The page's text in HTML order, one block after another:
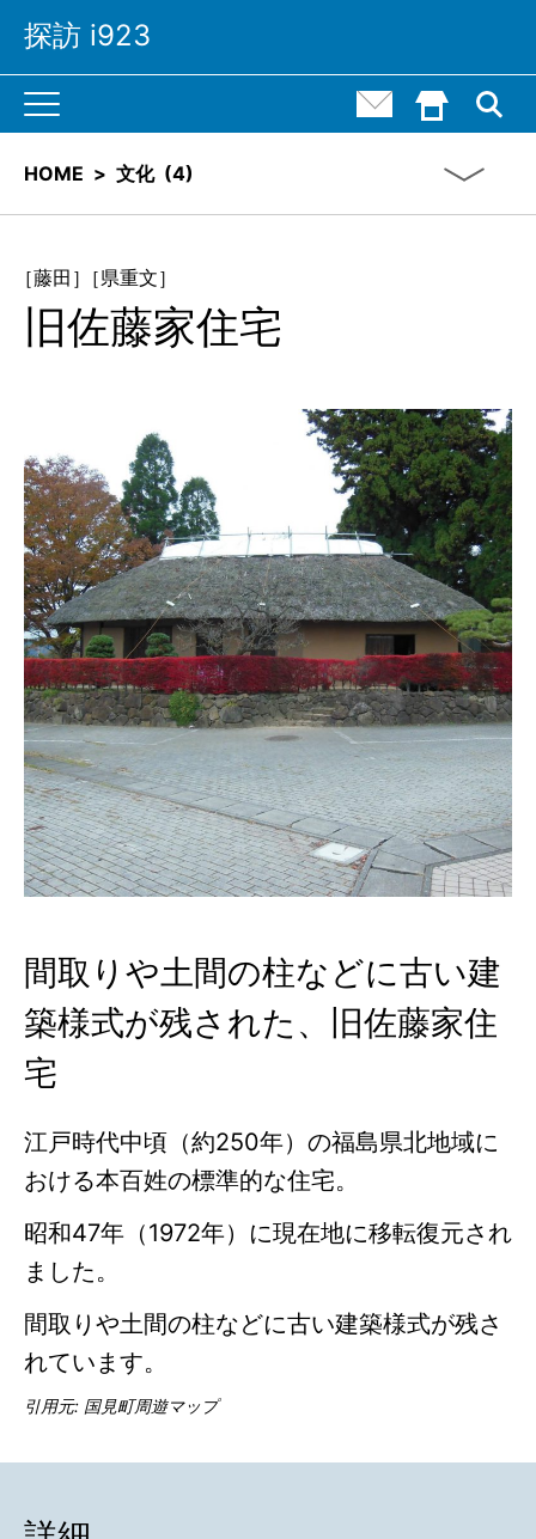
探訪 i923
a
i
N
a
i
t
i
o
お問い合わせ
HOME()
HOME > 文化 (4)
［藤田］ ［県重文］
旧佐藤家住宅
間取りや土間の柱などに古い建
築様式が残された、旧佐藤家住
宅
江戸時代中頃（約250年）の福島県北地域に
おける本百姓の標準的な住宅。
昭和47年（1972年）に現在地に移転復元され
ました。
間取りや土間の柱などに古い建築様式が残さ
れています。
引用元: 国見町周遊マップ